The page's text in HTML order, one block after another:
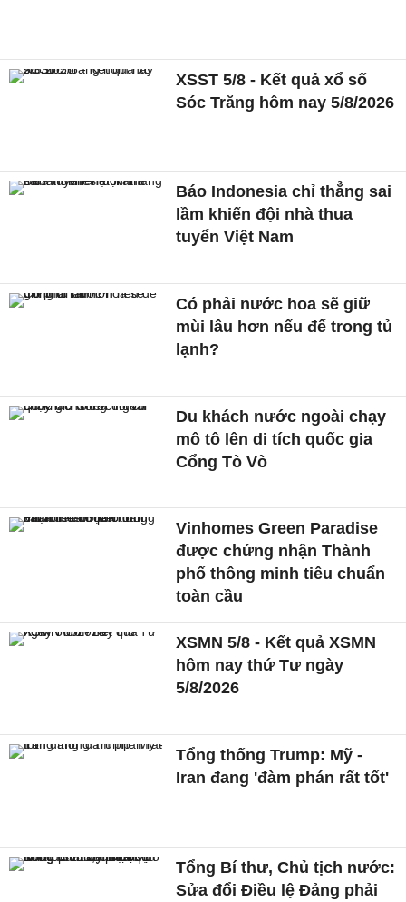
XSST 5/8 - Kết quả xổ số
Sóc Trăng hôm nay 5/8/2026
Báo Indonesia chỉ thẳng sai
lầm khiến đội nhà thua
tuyển Việt Nam
Có phải nước hoa sẽ giữ
mùi lâu hơn nếu để trong tủ
lạnh?
Du khách nước ngoài chạy
mô tô lên di tích quốc gia
Cổng Tò Vò
Vinhomes Green Paradise
được chứng nhận Thành
phố thông minh tiêu chuẩn
toàn cầu
XSMN 5/8 - Kết quả XSMN
hôm nay thứ Tư ngày
5/8/2026
Tổng thống Trump: Mỹ -
Iran đang 'đàm phán rất tốt'
Tổng Bí thư, Chủ tịch nước:
Sửa đổi Điều lệ Đảng phải